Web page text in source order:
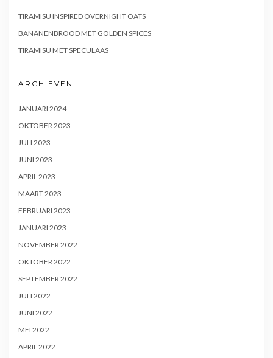
TIRAMISU INSPIRED OVERNIGHT OATS
BANANENBROOD MET GOLDEN SPICES
TIRAMISU MET SPECULAAS
ARCHIEVEN
JANUARI 2024
OKTOBER 2023
JULI 2023
JUNI 2023
APRIL 2023
MAART 2023
FEBRUARI 2023
JANUARI 2023
NOVEMBER 2022
OKTOBER 2022
SEPTEMBER 2022
JULI 2022
JUNI 2022
MEI 2022
APRIL 2022